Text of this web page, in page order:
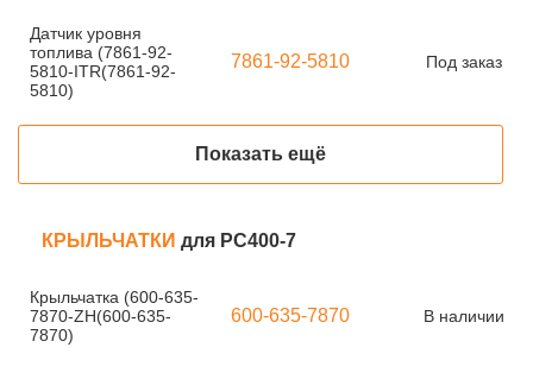
Датчик уровня
топлива (7861-92-
5810-ITR(7861-92-
5810)
7861-92-5810 Под заказ
Показать ещё
КРЫЛЬЧАТКИ для PC400-7
Крыльчатка (600-635-
7870-ZH(600-635-
7870)
600-635-7870 В наличии